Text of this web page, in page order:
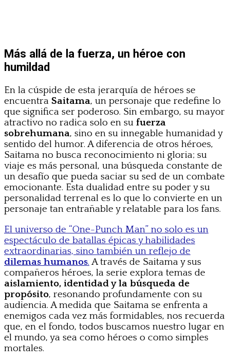
Más allá de la fuerza, un héroe con
humildad
En la cúspide de esta jerarquía de héroes se
encuentra Saitama, un personaje que redefine lo
que significa ser poderoso. Sin embargo, su mayor
atractivo no radica solo en su fuerza
sobrehumana, sino en su innegable humanidad y
sentido del humor. A diferencia de otros héroes,
Saitama no busca reconocimiento ni gloria; su
viaje es más personal, una búsqueda constante de
un desafío que pueda saciar su sed de un combate
emocionante. Esta dualidad entre su poder y su
personalidad terrenal es lo que lo convierte en un
personaje tan entrañable y relatable para los fans.
El universo de “One-Punch Man” no solo es un
espectáculo de batallas épicas y habilidades
extraordinarias, sino también un reflejo de
dilemas humanos. A través de Saitama y sus
compañeros héroes, la serie explora temas de
aislamiento, identidad y la búsqueda de
propósito, resonando profundamente con su
audiencia. A medida que Saitama se enfrenta a
enemigos cada vez más formidables, nos recuerda
que, en el fondo, todos buscamos nuestro lugar en
el mundo, ya sea como héroes o como simples
mortales.